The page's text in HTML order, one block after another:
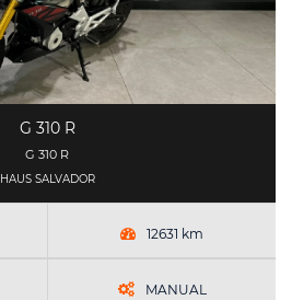
G 310 R
G 310 R
HAUS SALVADOR
12631 km
MANUAL